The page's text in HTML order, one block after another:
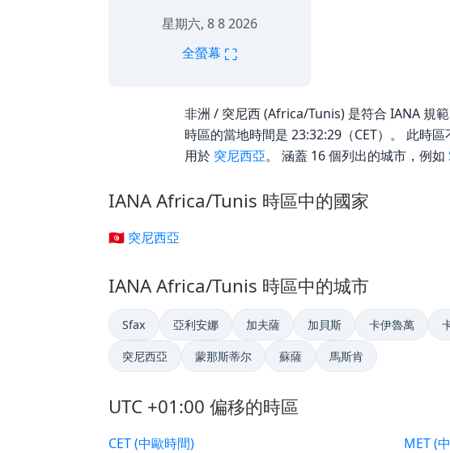
星期六, 8 8 2026
全螢幕 ⛶
非洲 / 突尼西 (Africa/Tunis) 是符合 IANA 規
時區的當地時間是 23:32:29（CET）。 此時
用於 突尼西亞。 涵蓋 16 個列出的城市，例如
IANA Africa/Tunis 時區中的國家
🇹🇳 突尼西亞
IANA Africa/Tunis 時區中的城市
Sfax 亞利安娜 加夫薩 加貝斯 卡伊魯萬
突尼西亞 蒙那斯蒂尔 蘇薩 馬斯肯
UTC +01:00 偏移的時區
CET (中歐時間)